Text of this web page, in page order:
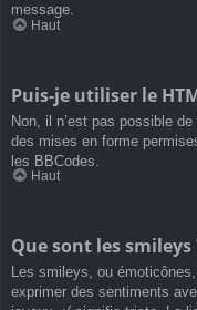
message.
Haut
Puis-je utiliser le
Non, il n’est pas possible
des mises en forme
les BBCodes.
Haut
Que sont les smileys
Les smileys, ou
exprimer des sentiments